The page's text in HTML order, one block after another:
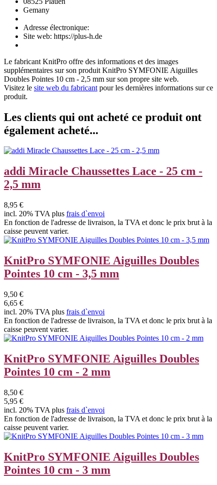
Gemany
Adresse électronique:
Site web: https://plus-h.de
Le fabricant KnitPro offre des informations et des images
supplémentaires sur son produit KnitPro SYMFONIE Aiguilles
Doubles Pointes 10 cm - 2,5 mm sur son propre site web.
Visitez le site web du fabricant pour les dernières informations sur ce
produit.
Les clients qui ont acheté ce produit ont
également acheté...
addi Miracle Chaussettes Lace - 25 cm -
2,5 mm
8,95 €
incl. 20% TVA plus frais d`envoi
En fonction de l'adresse de livraison, la TVA et donc le prix brut à la
caisse peuvent varier.
KnitPro SYMFONIE Aiguilles Doubles
Pointes 10 cm - 3,5 mm
9,50 €
6,65 €
incl. 20% TVA plus frais d`envoi
En fonction de l'adresse de livraison, la TVA et donc le prix brut à la
caisse peuvent varier.
KnitPro SYMFONIE Aiguilles Doubles
Pointes 10 cm - 2 mm
8,50 €
5,95 €
incl. 20% TVA plus frais d`envoi
En fonction de l'adresse de livraison, la TVA et donc le prix brut à la
caisse peuvent varier.
KnitPro SYMFONIE Aiguilles Doubles
Pointes 10 cm - 3 mm